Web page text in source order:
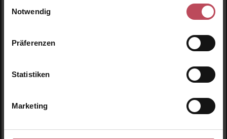
Notwendig
Präferenzen
Statistiken
Marketing